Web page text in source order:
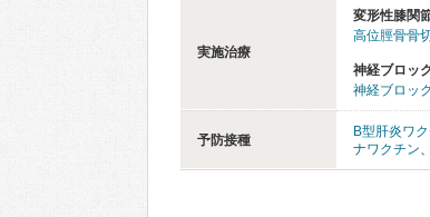
実施治療
変形性膝関
高位脛骨骨
神経ブロッ
神経ブロック
予防接種
B型肝炎ワ
ナワクチン、